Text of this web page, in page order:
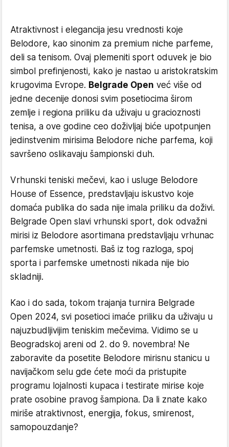
Atraktivnost i elegancija jesu vrednosti koje
Belodore, kao sinonim za premium niche parfeme,
deli sa tenisom. Ovaj plemeniti sport oduvek je bio
simbol prefinjenosti, kako je nastao u aristokratskim
krugovima Evrope. Belgrade Open već više od
jedne decenije donosi svim posetiocima širom
zemlje i regiona priliku da uživaju u gracioznosti
tenisa, a ove godine ceo doživljaj biće upotpunjen
jedinstvenim mirisima Belodore niche parfema, koji
savršeno oslikavaju šampionski duh.
Vrhunski teniski mečevi, kao i usluge Belodore
House of Essence, predstavljaju iskustvo koje
domaća publika do sada nije imala priliku da doživi.
Belgrade Open slavi vrhunski sport, dok odvažni
mirisi iz Belodore asortimana predstavljaju vrhunac
parfemske umetnosti. Baš iz tog razloga, spoj
sporta i parfemske umetnosti nikada nije bio
skladniji.
Kao i do sada, tokom trajanja turnira Belgrade
Open 2024, svi posetioci imaće priliku da uživaju u
najuzbudljivijim teniskim mečevima. Vidimo se u
Beogradskoj areni od 2. do 9. novembra! Ne
zaboravite da posetite Belodore mirisnu stanicu u
navijačkom selu gde ćete moći da pristupite
programu lojalnosti kupaca i testirate mirise koje
prate osobine pravog šampiona. Da li znate kako
miriše atraktivnost, energija, fokus, smirenost,
samopouzdanje?